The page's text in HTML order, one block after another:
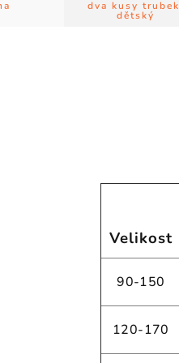
Velikost
90-150
120-170
dva kusy trubek
dětský